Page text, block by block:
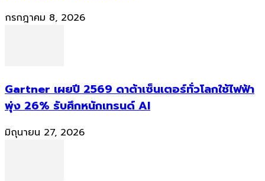
กรกฎาคม 8, 2026
Gartner เผยปี 2569 ดาต้าเซ็นเตอร์ทั่วโลกใช้ไฟฟ้า
พุ่ง 26% รับศึกหนักเทรนด์ AI
มิถุนายน 27, 2026